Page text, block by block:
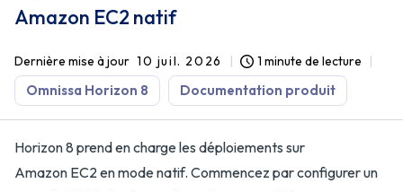
Amazon EC2 natif
Dernière mise à jour 10 juil. 2026 1 minute de lecture
Omnissa Horizon 8 Documentation produit
Horizon 8 prend en charge les déploiements sur
Amazon EC2 en mode natif. Commencez par configurer un